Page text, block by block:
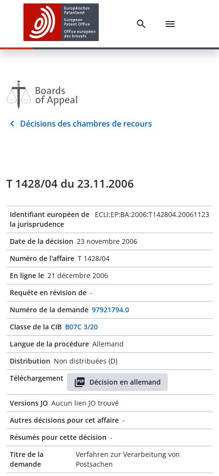
Décisions des chambres de recours
T 1428/04 du 23.11.2006
Identifiant européen de
la jurisprudence
ECLI:EP:BA:2006:T142804.20061123
Date de la décision 23 novembre 2006
Numéro de l'affaire T 1428/04
En ligne le 21 décembre 2006
Requête en révision de -
Numéro de la demande 97921794.0
Classe de la CIB B07C 3/20
Langue de la procédure Allemand
Distribution Non distribuées (D)
Téléchargement
Décision en allemand
Versions JO Aucun lien JO trouvé
Autres décisions pour cet affaire -
Résumés pour cette décision -
Titre de la
demande
Verfahren zur Verarbeitung von
Postsachen